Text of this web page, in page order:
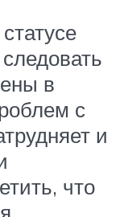
в
с
и
что